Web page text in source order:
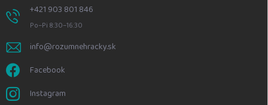
+421 903 801 846
Po–Pi 8:30–16:30
info@rozumnehracky.sk
Facebook
Instagram